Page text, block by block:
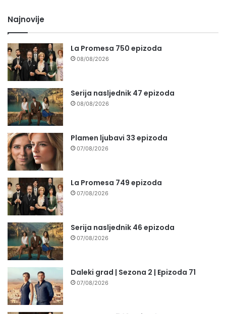
Najnovije
La Promesa 750 epizoda
08/08/2026
Serija nasljednik 47 epizoda
08/08/2026
Plamen ljubavi 33 epizoda
07/08/2026
La Promesa 749 epizoda
07/08/2026
Serija nasljednik 46 epizoda
07/08/2026
Daleki grad | Sezona 2 | Epizoda 71
07/08/2026